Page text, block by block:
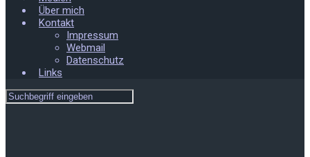
Über mich
Kontakt
Impressum
Webmail
Datenschutz
Links